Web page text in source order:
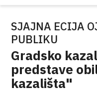
SJAJNA ECIJA
PUBLIKU
Gradsko
predstave
kazališta"